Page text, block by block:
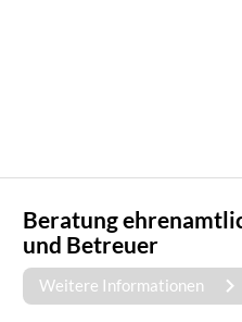
Beratung
und Betreuer
Weitere Informationen